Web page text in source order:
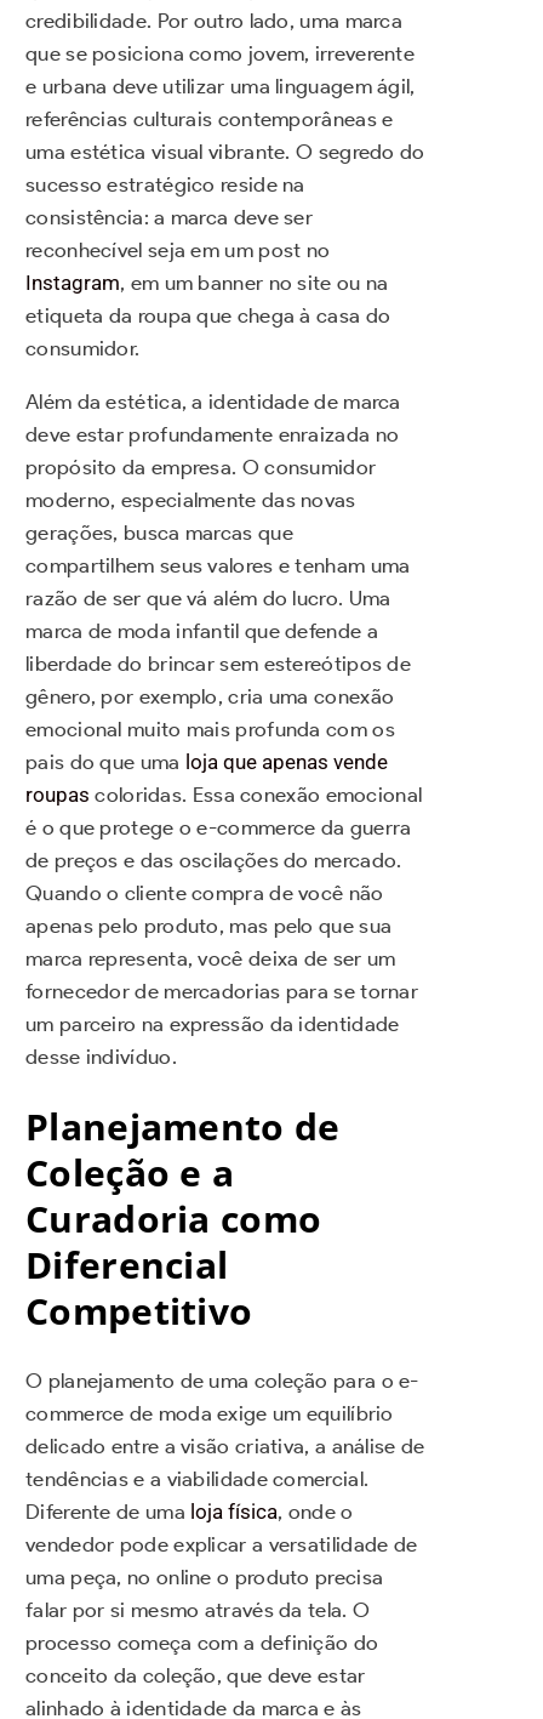
credibilidade. Por outro lado, uma marca
que se posiciona como jovem, irreverente
e urbana deve utilizar uma linguagem ágil,
referências culturais contemporâneas e
uma estética visual vibrante. O segredo do
sucesso estratégico reside na
consistência: a marca deve ser
reconhecível seja em um post no
Instagram, em um banner no site ou na
etiqueta da roupa que chega à casa do
consumidor.
Além da estética, a identidade de marca
deve estar profundamente enraizada no
propósito da empresa. O consumidor
moderno, especialmente das novas
gerações, busca marcas que
compartilhem seus valores e tenham uma
razão de ser que vá além do lucro. Uma
marca de moda infantil que defende a
liberdade do brincar sem estereótipos de
gênero, por exemplo, cria uma conexão
emocional muito mais profunda com os
pais do que uma loja que apenas vende
roupas coloridas. Essa conexão emocional
é o que protege o e-commerce da guerra
de preços e das oscilações do mercado.
Quando o cliente compra de você não
apenas pelo produto, mas pelo que sua
marca representa, você deixa de ser um
fornecedor de mercadorias para se tornar
um parceiro na expressão da identidade
desse indivíduo.
Planejamento de
Coleção e a
Curadoria como
Diferencial
Competitivo
O planejamento de uma coleção para o e-
commerce de moda exige um equilíbrio
delicado entre a visão criativa, a análise de
tendências e a viabilidade comercial.
Diferente de uma loja física, onde o
vendedor pode explicar a versatilidade de
uma peça, no online o produto precisa
falar por si mesmo através da tela. O
processo começa com a definição do
conceito da coleção, que deve estar
alinhado à identidade da marca e às